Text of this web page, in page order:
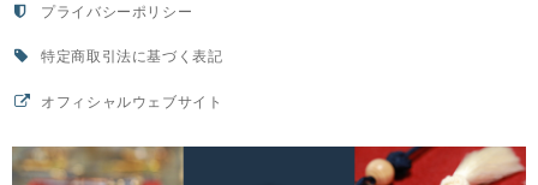
プライバシーポリシー
特定商取引法に基づく表記
オフィシャルウェブサイト